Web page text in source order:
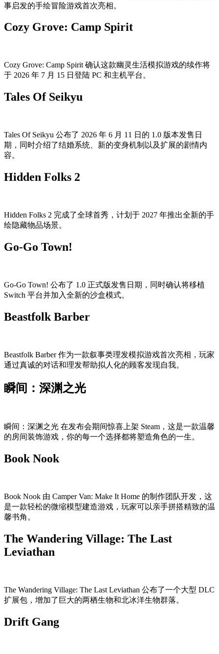
事启发的手绘冒险游戏首次亮相。
Cozy Grove: Camp Spirit
Cozy Grove: Camp Spirit 确认这款幽灵生活模拟游戏的续作将
于 2026 年 7 月 15 日登陆 PC 和主机平台。
Tales Of Seikyu
Tales Of Seikyu 公布了 2026 年 6 月 11 日的 1.0 版本发售日
期，同时介绍了结婚系统、新的变身机制以及扩展的剧情内
容。
Hidden Folks 2
Hidden Folks 2 完成了全球首秀，计划于 2027 年推出全新的手
绘隐藏物品场景。
Go-Go Town!
Go-Go Town! 公布了 1.0 正式版发售日期，同时确认将移植
Switch 平台并加入全新的沙盒模式。
Beastfolk Barber
Beastfolk Barber 作为一款叙事类理发模拟游戏首次亮相，玩家
通过真诚的对话和理发帮助拟人化的顾客发现自我。
瞬间：深渊之光
瞬间：深渊之光 在发布会期间惊喜上架 Steam，这是一款温馨
的房间装饰游戏，你的每一个选择都将塑造角色的一生。
Book Nook
Book Nook 由 Camper Van: Make It Home 的制作团队开发，这
是一款轻松的微缩模型建造游戏，玩家可以亲手拼搭精致的温
馨书角。
The Wandering Village: The Last
Leviathan
The Wandering Village: The Last Leviathan 公布了一个大型 DLC
扩展包，增加了巨大的两栖生物和北冰洋生物群落。
Drift Gang